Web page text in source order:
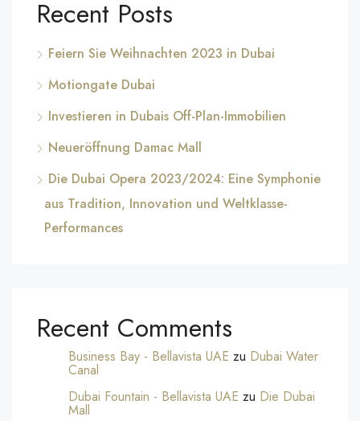
Recent Posts
Feiern Sie Weihnachten 2023 in Dubai
Motiongate Dubai
Investieren in Dubais Off-Plan-Immobilien
Neueröffnung Damac Mall
Die Dubai Opera 2023/2024: Eine Symphonie
aus Tradition, Innovation und Weltklasse-
Performances
Recent Comments
Business Bay - Bellavista UAE zu Dubai Water
Canal
Dubai Fountain - Bellavista UAE zu Die Dubai
Mall